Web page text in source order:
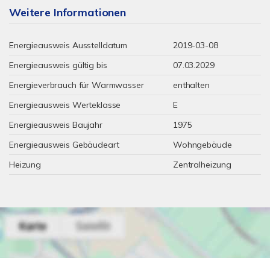
Weitere Informationen
Energieausweis Ausstelldatum
2019-03-08
Energieausweis gültig bis
07.03.2029
Energieverbrauch für Warmwasser
enthalten
Energieausweis Werteklasse
E
Energieausweis Baujahr
1975
Energieausweis Gebäudeart
Wohngebäude
Heizung
Zentralheizung